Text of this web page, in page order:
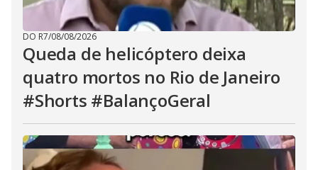
DO R7/08/08/2026
Queda de helicóptero deixa
quatro mortos no Rio de Janeiro
#Shorts #BalançoGeral